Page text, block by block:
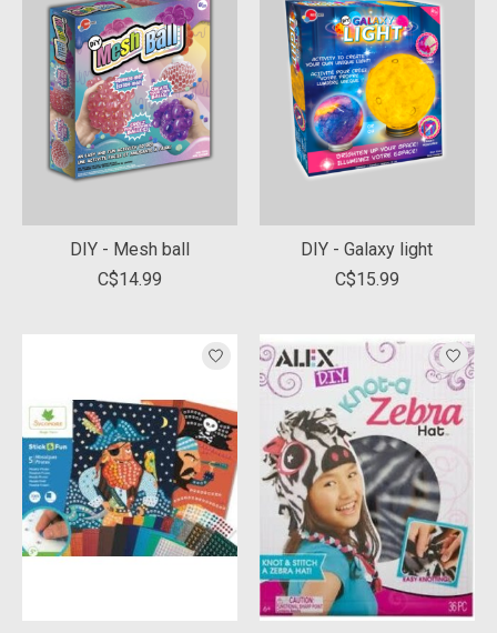
DIY - Mesh ball
C$14.99
DIY - Galaxy light
C$15.99